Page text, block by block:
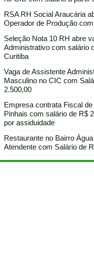
RSA RH Social Araucária
Operador de Produção
Seleção Nota 10 RH abre
Administrativo com salário
Curitiba
Vaga de Assistente
Masculino no CIC com
2.500,00
Empresa contrata Fiscal
Pinhais com salário de R$
por assiduidade
Restaurante no Bairro
Atendente com Salário de